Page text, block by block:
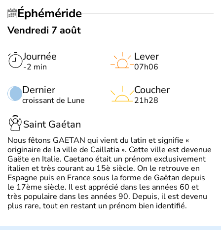
Éphéméride
Vendredi 7 août
Journée
-2 min
Dernier
croissant de Lune
Lever
07h06
Coucher
21h28
Saint Gaétan
Nous fêtons GAETAN qui vient du latin et signifie «
originaire de la ville de Caillatia ». Cette ville est devenue
Gaëte en Italie. Caetano était un prénom exclusivement
italien et très courant au 15è siècle. On le retrouve en
Espagne puis en France sous la forme de Gaëtan depuis
le 17ème siècle. Il est apprécié dans les années 60 et
très populaire dans les années 90. Depuis, il est devenu
plus rare, tout en restant un prénom bien identifié.